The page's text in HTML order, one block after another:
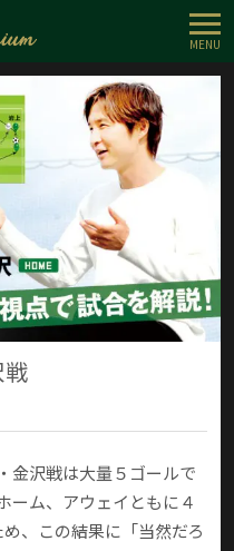
MENU
戦
金沢戦は大量５ゴールで
ーム、アウェイともに４
、この結果に「当然だろ